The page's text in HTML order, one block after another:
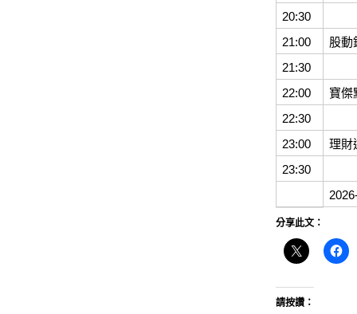
20:30
21:00
股動
21:30
22:00
寶傑
22:30
23:00
理財
23:30
分享此文：
請按讚：